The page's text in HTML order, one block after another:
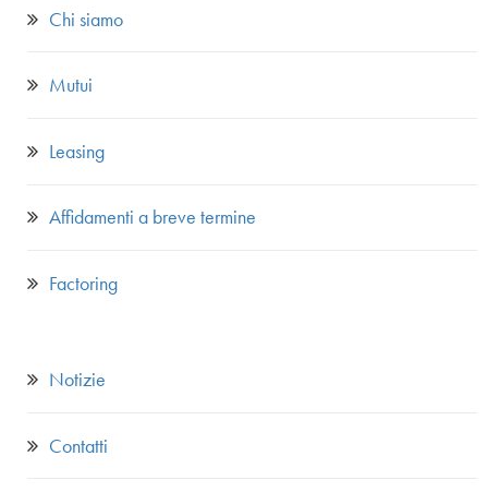
Chi siamo
Mutui
Leasing
Affidamenti a breve termine
Factoring
Notizie
Contatti